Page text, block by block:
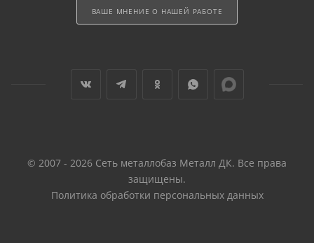
ВАШЕ МНЕНИЕ О НАШЕЙ РАБОТЕ
© 2007 - 2026 Сеть металлобаз Металл ДК. Все права
защищены.
Политика обработки персональных данных